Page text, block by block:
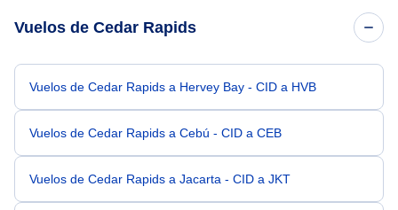
Vuelos de Cedar Rapids
Vuelos de Cedar Rapids a Hervey Bay - CID a HVB
Vuelos de Cedar Rapids a Cebú - CID a CEB
Vuelos de Cedar Rapids a Jacarta - CID a JKT